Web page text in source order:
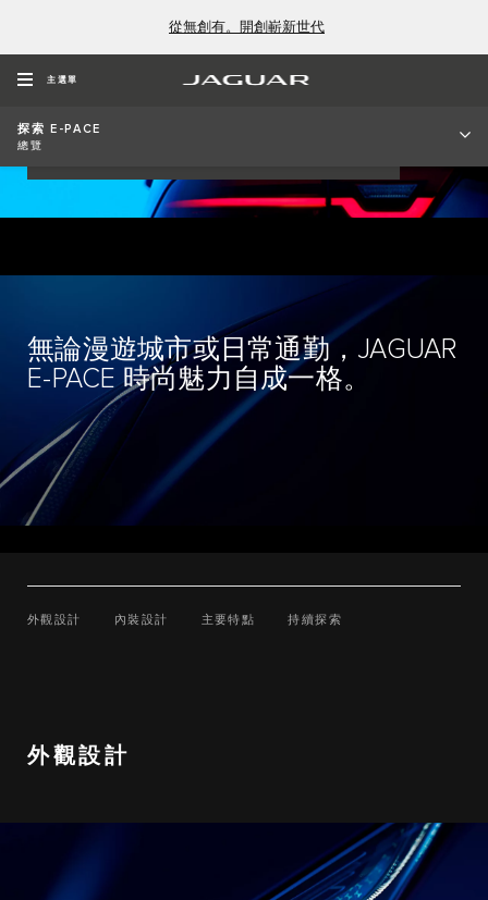
從無創有。開創嶄新世代
主選單
探索 E-PACE
總覽
JAGUAR E-PACE
無論漫遊城市或日常通勤，JAGUAR
E-PACE 時尚魅力自成一格。
外觀設計 內裝設計 主要特點 持續探索
外觀設計